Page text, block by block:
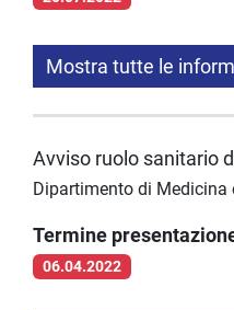
Mostra tutte le
Avviso ruolo sanitario
Dipartimento di Medicina
Termine
06.04.2022